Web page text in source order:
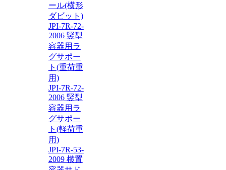
ール(横形
ダビット)
JPI-7R-72-
2006 竪型
容器用ラ
グサポー
ト(重荷重
用)
JPI-7R-72-
2006 竪型
容器用ラ
グサポー
ト(軽荷重
用)
JPI-7R-53-
2009 横置